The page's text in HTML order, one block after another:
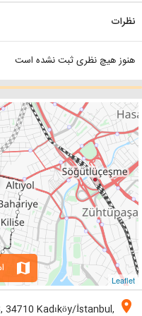
نظرات
هنوز هیچ نظری ثبت نشده است
Leaflet
map
location_on
34710 Kadıköy/İstanbul,